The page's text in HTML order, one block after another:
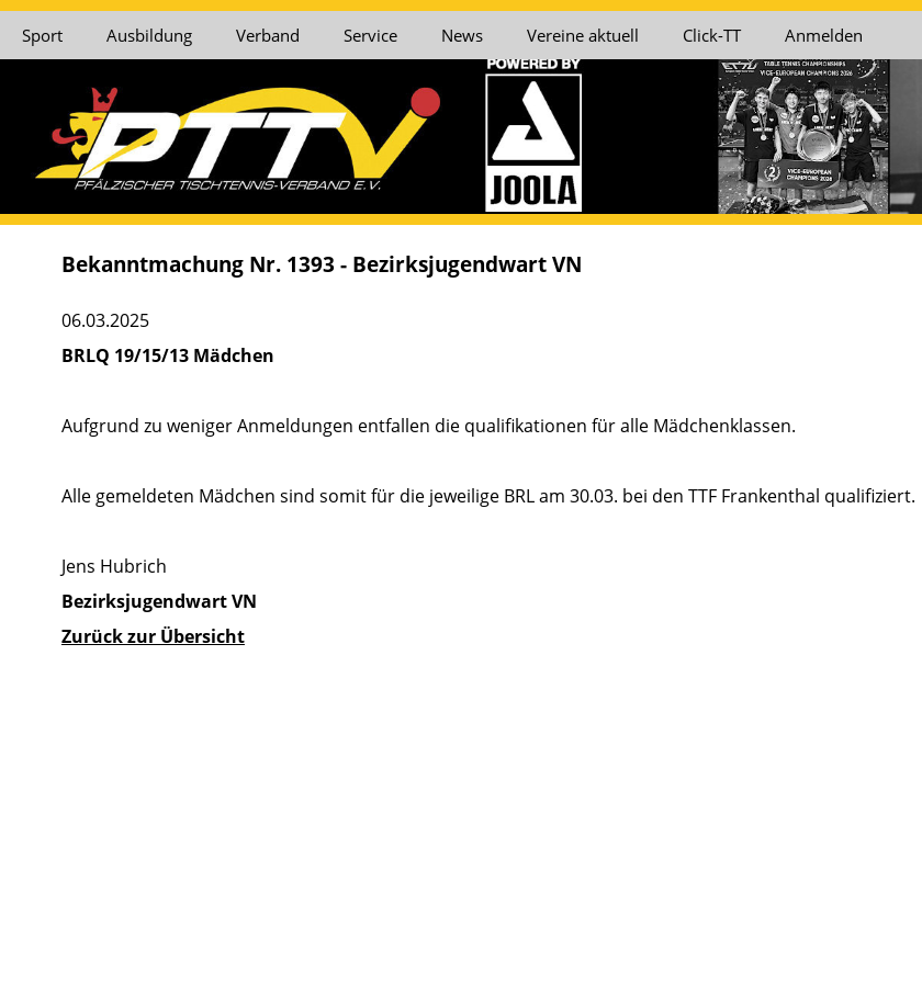
Sport Ausbildung Verband Service News Vereine aktuell Click-TT Anmelden
Bekanntmachung Nr. 1393 - Bezirksjugendwart VN
06.03.2025
BRLQ 19/15/13 Mädchen
Aufgrund zu weniger Anmeldungen entfallen die qualifikationen für alle Mädchenklassen.
Alle gemeldeten Mädchen sind somit für die jeweilige BRL am 30.03. bei den TTF Frankenthal qualifiziert.
Jens Hubrich
Bezirksjugendwart VN
Zurück zur Übersicht